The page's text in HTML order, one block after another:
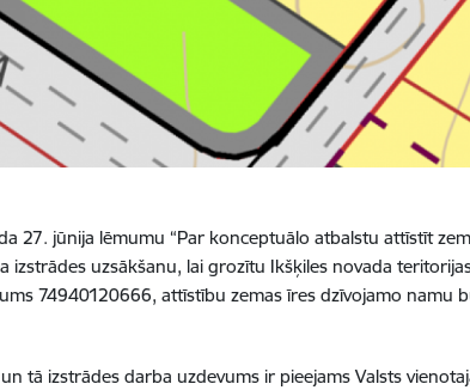
27. jūnija lēmumu “Par konceptuālo atbalstu attīstīt
uzsākšanu, lai grozītu Ikšķiles novada
74940120666, attīstību zemas īres dzīvojamo namu
tā izstrādes darba uzdevums ir pieejams Valsts